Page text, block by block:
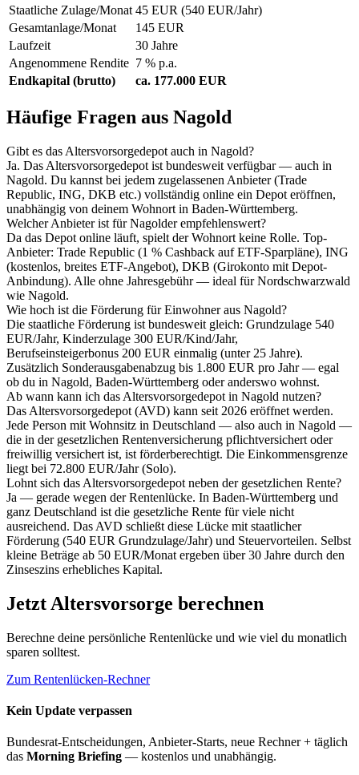
Staatliche Zulage/Monat 45 EUR (540 EUR/Jahr)
Gesamtanlage/Monat
145 EUR
Laufzeit
30 Jahre
Angenommene Rendite 7 % p.a.
Endkapital (brutto)
ca. 177.000 EUR
Häufige Fragen aus Nagold
Gibt es das Altersvorsorgedepot auch in Nagold?
Ja. Das Altersvorsorgedepot ist bundesweit verfügbar — auch in
Nagold. Du kannst bei jedem zugelassenen Anbieter (Trade
Republic, ING, DKB etc.) vollständig online ein Depot eröffnen,
unabhängig von deinem Wohnort in Baden-Württemberg.
Welcher Anbieter ist für Nagolder empfehlenswert?
Da das Depot online läuft, spielt der Wohnort keine Rolle. Top-
Anbieter: Trade Republic (1 % Cashback auf ETF-Sparpläne), ING
(kostenlos, breites ETF-Angebot), DKB (Girokonto mit Depot-
Anbindung). Alle ohne Jahresgebühr — ideal für Nordschwarzwald
wie Nagold.
Wie hoch ist die Förderung für Einwohner aus Nagold?
Die staatliche Förderung ist bundesweit gleich: Grundzulage 540
EUR/Jahr, Kinderzulage 300 EUR/Kind/Jahr,
Berufseinsteigerbonus 200 EUR einmalig (unter 25 Jahre).
Zusätzlich Sonderausgabenabzug bis 1.800 EUR pro Jahr — egal
ob du in Nagold, Baden-Württemberg oder anderswo wohnst.
Ab wann kann ich das Altersvorsorgedepot in Nagold nutzen?
Das Altersvorsorgedepot (AVD) kann seit 2026 eröffnet werden.
Jede Person mit Wohnsitz in Deutschland — also auch in Nagold —
die in der gesetzlichen Rentenversicherung pflichtversichert oder
freiwillig versichert ist, ist förderberechtigt. Die Einkommensgrenze
liegt bei 72.800 EUR/Jahr (Solo).
Lohnt sich das Altersvorsorgedepot neben der gesetzlichen Rente?
Ja — gerade wegen der Rentenlücke. In Baden-Württemberg und
ganz Deutschland ist die gesetzliche Rente für viele nicht
ausreichend. Das AVD schließt diese Lücke mit staatlicher
Förderung (540 EUR Grundzulage/Jahr) und Steuervorteilen. Selbst
kleine Beträge ab 50 EUR/Monat ergeben über 30 Jahre durch den
Zinseszins erhebliches Kapital.
Jetzt Altersvorsorge berechnen
Berechne deine persönliche Rentenlücke und wie viel du monatlich
sparen solltest.
Zum Rentenlücken-Rechner
Kein Update verpassen
Bundesrat-Entscheidungen, Anbieter-Starts, neue Rechner + täglich
das Morning Briefing — kostenlos und unabhängig.